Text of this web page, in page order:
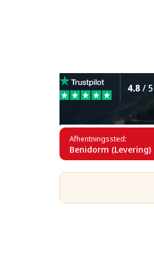
Afhentningssted:
Benidorm (Levering)